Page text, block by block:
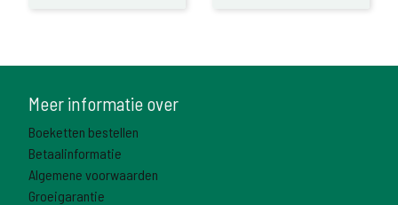
Meer informatie over
Boeketten bestellen
Betaalinformatie
Algemene voorwaarden
Groeigarantie